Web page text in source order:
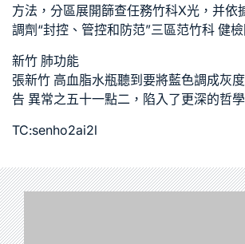
方法，分區展開篩查任務竹科X光 ，并依
調劑“封控、管控和防范”三區范竹科 健檢
新竹 肺功能
張新竹 高血脂水瓶聽到要將藍色調成灰
告 異常之五十一點二，陷入了更深的哲
TC:senho2ai2l